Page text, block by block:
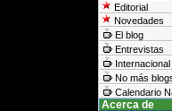
Editorial
Novedades
El blog
Entrevistas
Internacional
No más
Calendario
Acerca de